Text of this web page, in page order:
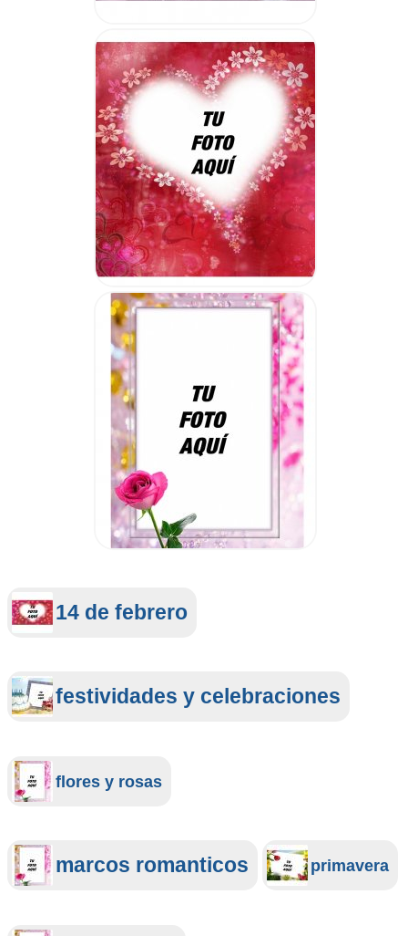
14 de febrero
festividades y celebraciones
flores y rosas
marcos romanticos primavera